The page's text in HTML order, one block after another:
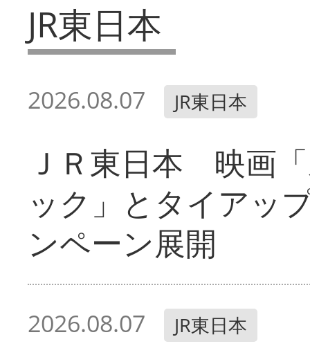
JR東日本
2026.08.07 JR東日本
ＪＲ東日本 映画
ック」とタイアッ
ンペーン展開
2026.08.07 JR東日本